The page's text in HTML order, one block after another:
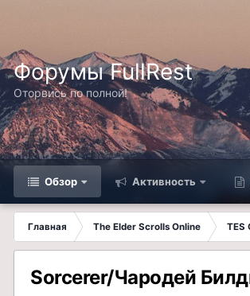
Форумы FullRest
Оторвись по полной!
Обзор Активность
Главная The Elder Scrolls Online TES
Sorcerer/Чародей